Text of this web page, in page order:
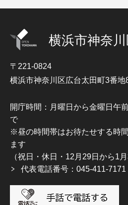
横浜市神奈
〒221-0824
横浜市神奈川区広台太田町3番地
開庁時間：月曜日から金曜日午
で
※昼の時間帯はお待たせする時
ます
（祝日・休日・12月29日から1月
代表電話番号：045-411-7171